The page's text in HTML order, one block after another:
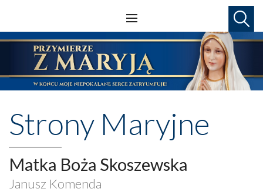
Strony Maryjne
Matka Boża Skoszewska
Janusz Komenda